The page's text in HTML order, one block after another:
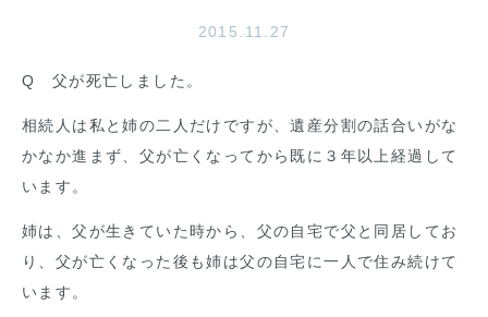
2015.11.27
Q 父が死亡しました。
相続人は私と姉の二人だけですが、遺産分割の話合いがな
かなか進まず、父が亡くなってから既に３年以上経過して
います。
姉は、父が生きていた時から、父の自宅で父と同居してお
り、父が亡くなった後も姉は父の自宅に一人で住み続けて
います。